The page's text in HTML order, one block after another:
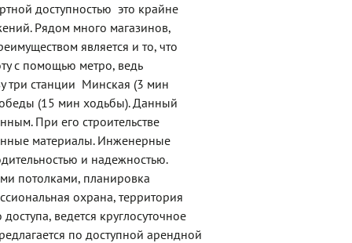
доступностью  это крайне
Рядом много магазинов,
является и то, что
с помощью метро, ведь
три станции  Минская (3 мин
(15 мин ходьбы). Данный
При его строительстве
материалы. Инженерные
и надежностью.
потолками, планировка
охрана, территория
ведется круглосуточное
по доступной арендной